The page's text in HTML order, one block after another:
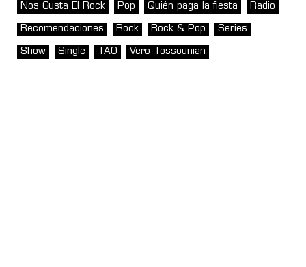
Nos Gusta El Rock Pop Quién paga la fiesta Radio
Recomendaciones Rock Rock & Pop Series
Show Single TAO Vero Tossounian